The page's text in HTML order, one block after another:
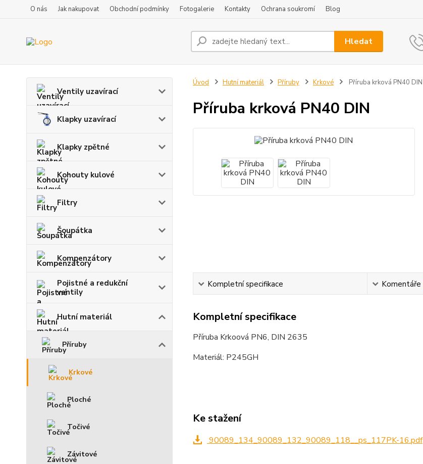
O nás Jak nakupovat Obchodní podmínky Fotogalerie Kontakty Ochrana soukromí Blog
Hledat
Ventily uzavírací
Klapky uzavírací
Klapky zpětné
Kohouty kulové
Filtry
Šoupátka
Kompenzátory
Pojistné a redukční
ventily
Hutní materiál
Příruby
Krkové
Ploché
Točivé
Závitové
Úvod Hutní materiál Příruby Krkové Příruba krková PN40 DIN
Příruba krková PN40 DIN
Kompletní specifikace Komentáře
Kompletní specifikace
Příruba Krkoová PN6, DIN 2635
Materiál: P245GH
Ke stažení
90089_134_90089_132_90089_118__ps_117PK-16.pdf